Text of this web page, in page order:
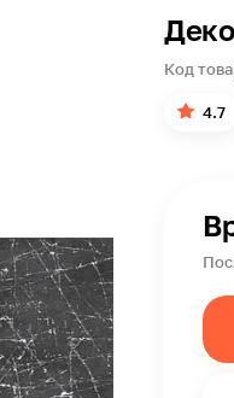
Код
4.7